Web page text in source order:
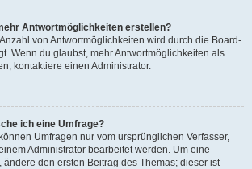
Antwortmöglichkeiten erstellen?
von Antwortmöglichkeiten wird durch die Board-
Wenn du glaubst, mehr Antwortmöglichkeiten als
kontaktiere einen Administrator.
ich eine Umfrage?
Umfragen nur vom ursprünglichen Verfasser,
Administrator bearbeitet werden. Um eine
ändere den ersten Beitrag des Themas; dieser ist